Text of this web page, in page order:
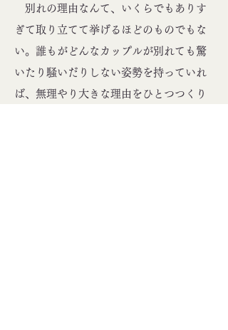
別れの理由なんて、いくらでもありす
ぎて取り立てて挙げるほどのものでもな
い。誰もがどんなカップルが別れても驚
いたり騒いだりしない姿勢を持っていれ
ば、無理やり大きな理由をひとつつくり